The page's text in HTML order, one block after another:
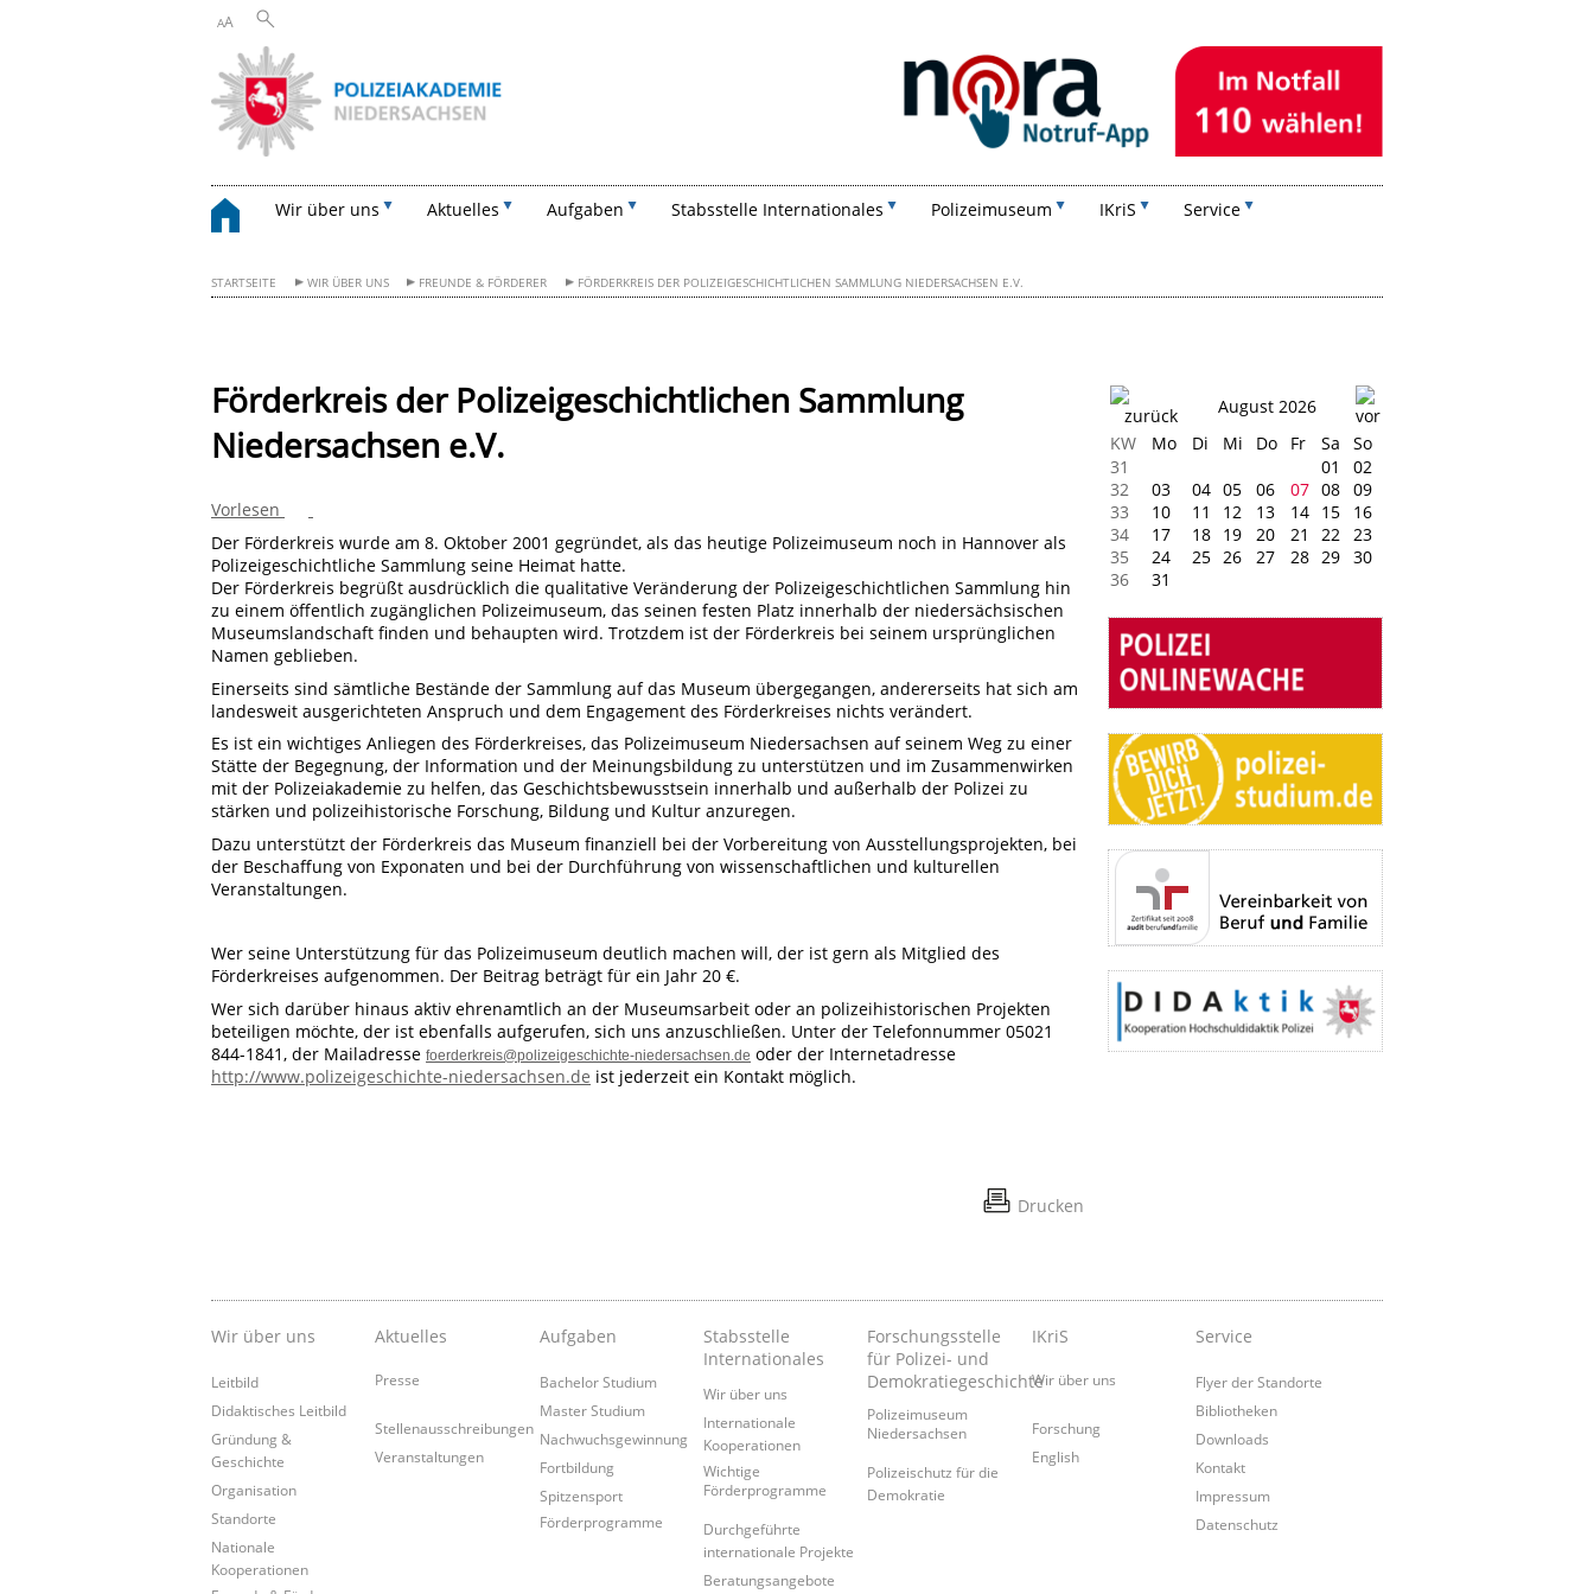
AA
Wir über uns Aktuelles Aufgaben Stabsstelle Internationales Polizeimuseum IKriS Service
STARTSEITE WIR ÜBER UNS FREUNDE & FÖRDERER FÖRDERKREIS DER POLIZEIGESCHICHTLICHEN SAMMLUNG NIEDERSACHSEN E.V.
Förderkreis der Polizeigeschichtlichen Sammlung
Niedersachsen e.V.
Vorlesen
Der Förderkreis wurde am 8. Oktober 2001 gegründet, als das heutige Polizeimuseum noch in Hannover als
Polizeigeschichtliche Sammlung seine Heimat hatte.
Der Förderkreis begrüßt ausdrücklich die qualitative Veränderung der Polizeigeschichtlichen Sammlung hin
zu einem öffentlich zugänglichen Polizeimuseum, das seinen festen Platz innerhalb der niedersächsischen
Museumslandschaft finden und behaupten wird. Trotzdem ist der Förderkreis bei seinem ursprünglichen
Namen geblieben.
Einerseits sind sämtliche Bestände der Sammlung auf das Museum übergegangen, andererseits hat sich am
landesweit ausgerichteten Anspruch und dem Engagement des Förderkreises nichts verändert.
Es ist ein wichtiges Anliegen des Förderkreises, das Polizeimuseum Niedersachsen auf seinem Weg zu einer
Stätte der Begegnung, der Information und der Meinungsbildung zu unterstützen und im Zusammenwirken
mit der Polizeiakademie zu helfen, das Geschichtsbewusstsein innerhalb und außerhalb der Polizei zu
stärken und polizeihistorische Forschung, Bildung und Kultur anzuregen.
Dazu unterstützt der Förderkreis das Museum finanziell bei der Vorbereitung von Ausstellungsprojekten, bei
der Beschaffung von Exponaten und bei der Durchführung von wissenschaftlichen und kulturellen
Veranstaltungen.
Wer seine Unterstützung für das Polizeimuseum deutlich machen will, der ist gern als Mitglied des
Förderkreises aufgenommen. Der Beitrag beträgt für ein Jahr 20 €.
Wer sich darüber hinaus aktiv ehrenamtlich an der Museumsarbeit oder an polizeihistorischen Projekten
beteiligen möchte, der ist ebenfalls aufgerufen, sich uns anzuschließen. Unter der Telefonnummer 05021
844-1841, der Mailadresse foerderkreis@polizeigeschichte-niedersachsen.de oder der Internetadresse
http://www.polizeigeschichte-niedersachsen.de ist jederzeit ein Kontakt möglich.
Drucken
August 2026
KW
Mo Di Mi Do Fr Sa
So
31
01
02
32
03 04 05 06 07 08 09
33
10 11 12 13 14 15
16
34
17 18 19 20 21 22
23
35
24 25 26 27 28 29 30
36
31
Wir über uns
Leitbild
Didaktisches Leitbild
Gründung &
Geschichte
Organisation
Standorte
Nationale
Kooperationen
Aktuelles
Presse
Stellenausschreibungen
Veranstaltungen
Aufgaben
Bachelor Studium
Master Studium
Nachwuchsgewinnung
Fortbildung
Spitzensport
Förderprogramme
Stabsstelle
Internationales
Wir über uns
Internationale
Kooperationen
Wichtige
Förderprogramme
Durchgeführte
internationale Projekte
Beratungsangebote
Forschungsstelle
für Polizei- und
Demokratiegeschichte
Polizeimuseum
Niedersachsen
Polizeischutz für die
Demokratie
IKriS
Wir über uns
Forschung
English
Service
Flyer der Standorte
Bibliotheken
Downloads
Kontakt
Impressum
Datenschutz